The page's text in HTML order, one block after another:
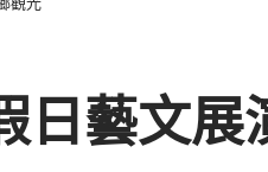
日藝文